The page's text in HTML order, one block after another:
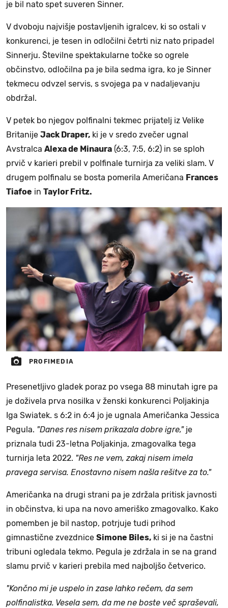
je bil nato spet suveren Sinner.
V dvoboju najvišje postavljenih igralcev, ki so ostali v
konkurenci, je tesen in odločilni četrti niz nato pripadel
Sinnerju. Številne spektakularne točke so ogrele
občinstvo, odločilna pa je bila sedma igra, ko je Sinner
tekmecu odvzel servis, s svojega pa v nadaljevanju
obdržal.
V petek bo njegov polfinalni tekmec prijatelj iz Velike
Britanije Jack Draper, ki je v sredo zvečer ugnal
Avstralca Alexa de Minaura (6:3, 7:5, 6:2) in se sploh
prvič v karieri prebil v polfinale turnirja za veliki slam. V
drugem polfinalu se bosta pomerila Američana Frances
Tiafoe in Taylor Fritz.
PROFIMEDIA
Presenetljivo gladek poraz po vsega 88 minutah igre pa
je doživela prva nosilka v ženski konkurenci Poljakinja
Iga Swiatek. s 6:2 in 6:4 jo je ugnala Američanka Jessica
Pegula. "Danes res nisem prikazala dobre igre," je
priznala tudi 23-letna Poljakinja, zmagovalka tega
turnirja leta 2022. "Res ne vem, zakaj nisem imela
pravega servisa. Enostavno nisem našla rešitve za to."
Američanka na drugi strani pa je zdržala pritisk javnosti
in občinstva, ki upa na novo ameriško zmagovalko. Kako
pomemben je bil nastop, potrjuje tudi prihod
gimnastične zvezdnice Simone Biles, ki si je na častni
tribuni ogledala tekmo. Pegula je zdržala in se na grand
slamu prvič v karieri prebila med najboljšo četverico.
"Končno mi je uspelo in zase lahko rečem, da sem
polfinalistka. Vesela sem, da me ne boste več spraševali,